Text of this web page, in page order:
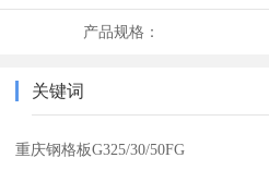
产品规格：
关键词
重庆钢格板G325/30/50FG